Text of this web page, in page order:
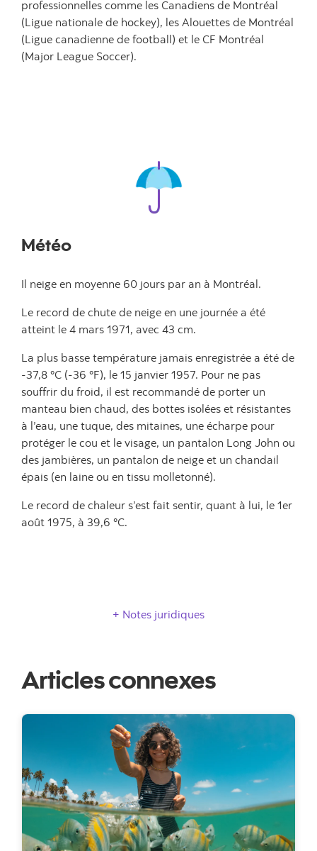
professionnelles comme les Canadiens de Montréal
(Ligue nationale de hockey), les Alouettes de Montréal
(Ligue canadienne de football) et le CF Montréal
(Major League Soccer).
Météo
Il neige en moyenne 60 jours par an à Montréal.
Le record de chute de neige en une journée a été
atteint le 4 mars 1971, avec 43 cm.
La plus basse température jamais enregistrée a été de
-37,8 °C (-36 °F), le 15 janvier 1957. Pour ne pas
souffrir du froid, il est recommandé de porter un
manteau bien chaud, des bottes isolées et résistantes
à l’eau, une tuque, des mitaines, une écharpe pour
protéger le cou et le visage, un pantalon Long John ou
des jambières, un pantalon de neige et un chandail
épais (en laine ou en tissu molletonné).
Le record de chaleur s’est fait sentir, quant à lui, le 1er
août 1975, à 39,6 °C.
Notes juridiques
Articles connexes